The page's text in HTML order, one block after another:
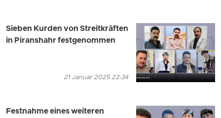
Sieben Kurden von Streitkräften
in Piranshahr festgenommen
21 Januar 2025 22:34
Festnahme eines weiteren